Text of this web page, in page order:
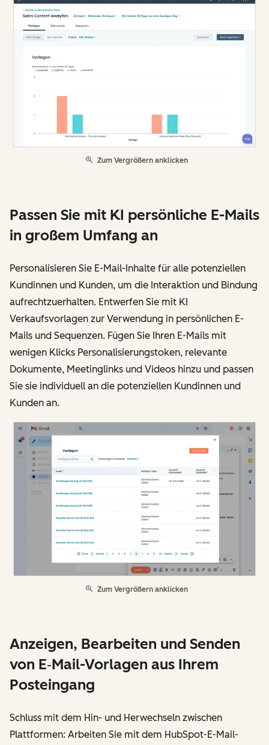
Zum Vergrößern anklicken
Passen Sie mit KI persönliche E-Mails
in großem Umfang an
Personalisieren Sie E-Mail-Inhalte für alle potenziellen
Kundinnen und Kunden, um die Interaktion und Bindung
aufrechtzuerhalten. Entwerfen Sie mit KI
Verkaufsvorlagen zur Verwendung in persönlichen E-
Mails und Sequenzen. Fügen Sie Ihren E-Mails mit
wenigen Klicks Personalisierungstoken, relevante
Dokumente, Meetinglinks und Videos hinzu und passen
Sie sie individuell an die potenziellen Kundinnen und
Kunden an.
Zum Vergrößern anklicken
Anzeigen, Bearbeiten und Senden
von E‑Mail-Vorlagen aus Ihrem
Posteingang
Schluss mit dem Hin- und Herwechseln zwischen
Plattformen: Arbeiten Sie mit dem HubSpot-E-Mail-